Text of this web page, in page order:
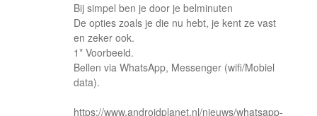
Bij simpel ben je door je belminuten
De opties zoals je die nu hebt, je kent ze vast
en zeker ook.
1* Voorbeeld.
Bellen via WhatsApp, Messenger (wifi/Mobiel
data).
https://www.androidplanet.nl/nieuws/whatsapp-